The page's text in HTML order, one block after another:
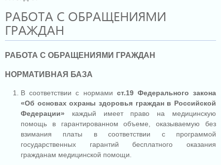
РАБОТА С ОБРАЩЕНИЯМИ
ГРАЖДАН
РАБОТА С ОБРАЩЕНИЯМИ ГРАЖДАН
НОРМАТИВНАЯ БАЗА
В соответствии с нормами ст.19 Федерального закона
«Об основах охраны здоровья граждан в Российской
Федерации» каждый имеет право на медицинскую
помощь в гарантированном объеме, оказываемую без
взимания платы в соответствии с программой
государственных гарантий бесплатного оказания
гражданам медицинской помощи.